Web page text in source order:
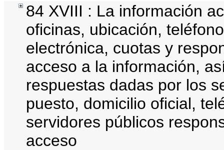
84 XVIII : La información
oficinas, ubicación,
electrónica, cuotas y
acceso a la información,
respuestas dadas por los
puesto, domicilio oficial,
servidores públicos
acceso